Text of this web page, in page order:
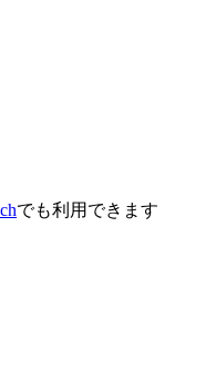
でも利用できます